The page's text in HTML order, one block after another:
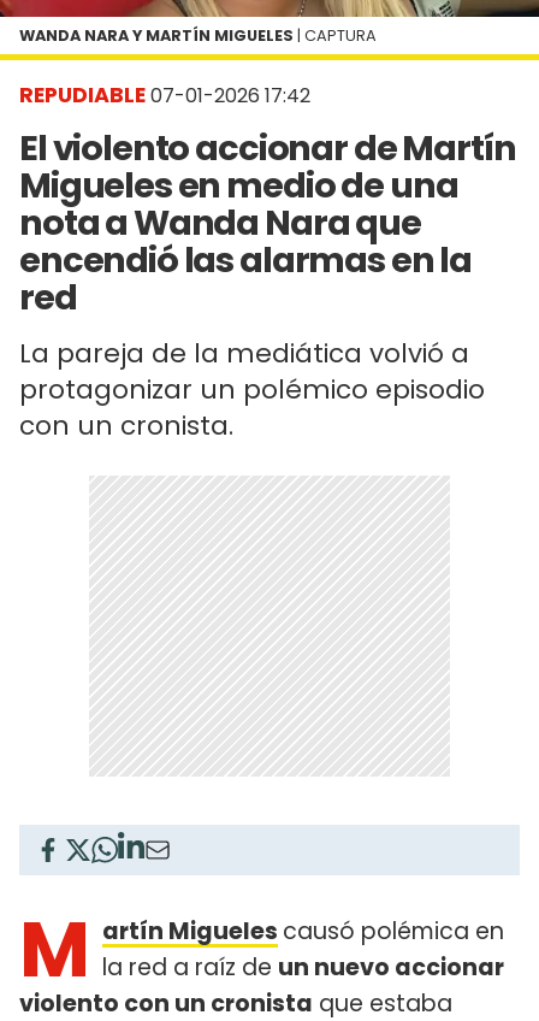
REPUDIABLE07-01-2026 17:42
El violento accionar de Martín
Migueles en medio de una
nota a Wanda Nara que
encendió las alarmas en la
red
La pareja de la mediática volvió a
protagonizar un polémico episodio
con un cronista.
WANDA NARA Y MARTÍN MIGUELES | CAPTURA
M artín Migueles causó polémica en
la red a raíz de un nuevo accionar
violento con un cronista que estaba